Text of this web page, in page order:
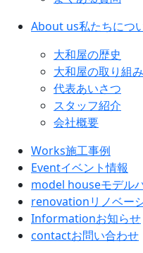
About us私たちにつ
大和屋の歴史
大和屋の取り組み
代表あいさつ
スタッフ紹介
会社概要
Works施工事例
Eventイベント情報
model houseモデル
renovationリノベー
Informationお知らせ
contactお問い合わせ